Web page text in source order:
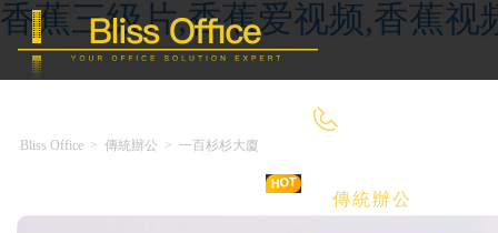
香蕉三级片,香蕉爱视频,香蕉视
傳統辦公
Bliss Office > 傳統辦公 > 一百杉杉大廈